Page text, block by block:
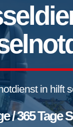
in hilft
/ 365 Tage